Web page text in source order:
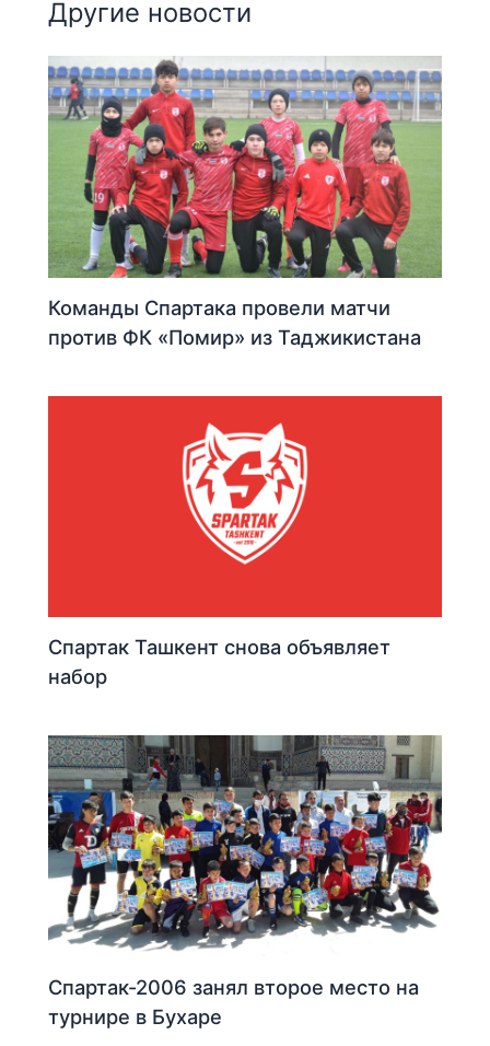
Другие новости
Команды Спартака провели матчи
против ФК «Помир» из Таджикистана
Спартак Ташкент снова объявляет
набор
Спартак-2006 занял второе место на
турнире в Бухаре